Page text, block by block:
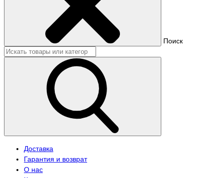
Поиск
Доставка
Гарантия и возврат
О нас